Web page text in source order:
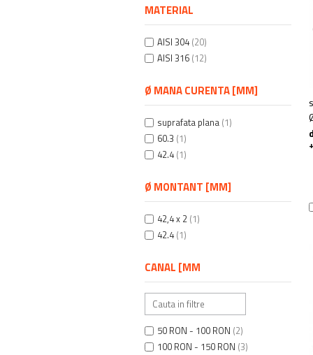
MATERIAL
AISI 304 (20)
AISI 316 (12)
Ø MANA CURENTA [MM]
suprafata plana (1)
60.3 (1)
42.4 (1)
Ø MONTANT [MM]
42,4 x 2 (1)
42.4 (1)
CANAL [MM
50 RON - 100 RON (2)
100 RON - 150 RON (3)